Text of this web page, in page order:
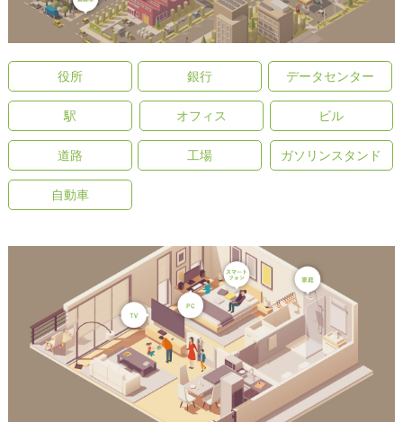
役所 銀行 データセンター
駅 オフィス ビル
道路 工場 ガソリンスタンド
自動車